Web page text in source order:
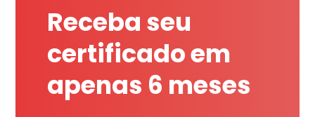
Receba seu
certificado em
apenas 6 meses